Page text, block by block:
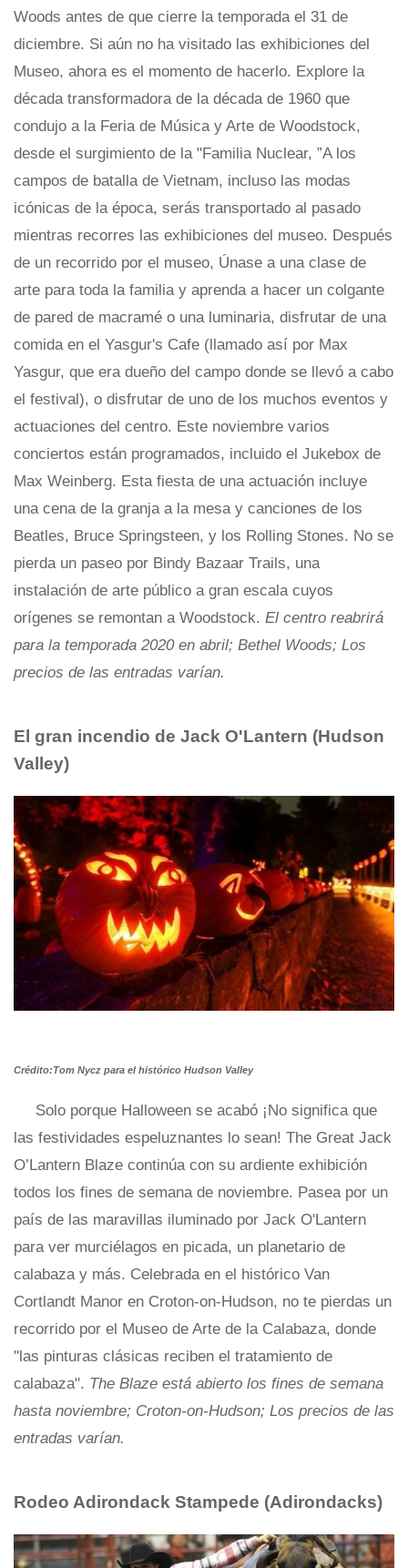
Woods antes de que cierre la temporada el 31 de
diciembre. Si aún no ha visitado las exhibiciones del
Museo, ahora es el momento de hacerlo. Explore la
década transformadora de la década de 1960 que
condujo a la Feria de Música y Arte de Woodstock,
desde el surgimiento de la "Familia Nuclear, ”A los
campos de batalla de Vietnam, incluso las modas
icónicas de la época, serás transportado al pasado
mientras recorres las exhibiciones del museo. Después
de un recorrido por el museo, Únase a una clase de
arte para toda la familia y aprenda a hacer un colgante
de pared de macramé o una luminaria, disfrutar de una
comida en el Yasgur's Cafe (llamado así por Max
Yasgur, que era dueño del campo donde se llevó a cabo
el festival), o disfrutar de uno de los muchos eventos y
actuaciones del centro. Este noviembre varios
conciertos están programados, incluido el Jukebox de
Max Weinberg. Esta fiesta de una actuación incluye
una cena de la granja a la mesa y canciones de los
Beatles, Bruce Springsteen, y los Rolling Stones. No se
pierda un paseo por Bindy Bazaar Trails, una
instalación de arte público a gran escala cuyos
orígenes se remontan a Woodstock. El centro reabrirá
para la temporada 2020 en abril; Bethel Woods; Los
precios de las entradas varían.
El gran incendio de Jack O'Lantern (Hudson
Valley)
Crédito:Tom Nycz para el histórico Hudson Valley
Solo porque Halloween se acabó ¡No significa que
las festividades espeluznantes lo sean! The Great Jack
O’Lantern Blaze continúa con su ardiente exhibición
todos los fines de semana de noviembre. Pasea por un
país de las maravillas iluminado por Jack O'Lantern
para ver murciélagos en picada, un planetario de
calabaza y más. Celebrada en el histórico Van
Cortlandt Manor en Croton-on-Hudson, no te pierdas un
recorrido por el Museo de Arte de la Calabaza, donde
"las pinturas clásicas reciben el tratamiento de
calabaza". The Blaze está abierto los fines de semana
hasta noviembre; Croton-on-Hudson; Los precios de las
entradas varían.
Rodeo Adirondack Stampede (Adirondacks)